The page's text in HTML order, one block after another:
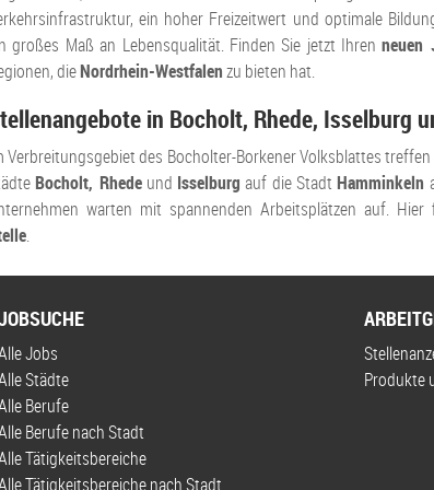
ein hoher Freizeitwert und optimale
großes Maß an Lebensqualität. Finden Sie jetzt Ihrenneuen
dieNordrhein-Westfalenzu bieten hat.
in Bocholt, Rhede, Isselburg
Verbreitungsgebiet des Bocholter-Borkener Volksblattes
Bocholt, Rhedeund Isselburg auf die Stadt Hamminkeln
warten mit spannenden Arbeitsplätzen auf.
.
Jobs
Städte
Berufe
Berufe nach Stadt
Tätigkeitsbereiche
Tätigkeitsbereiche nach Stadt
Produkte